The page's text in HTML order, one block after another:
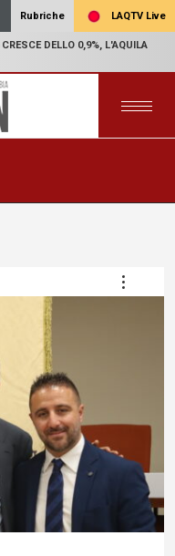
Rubriche LAQTV Live
DELLO 0,9%, L'AQUILA